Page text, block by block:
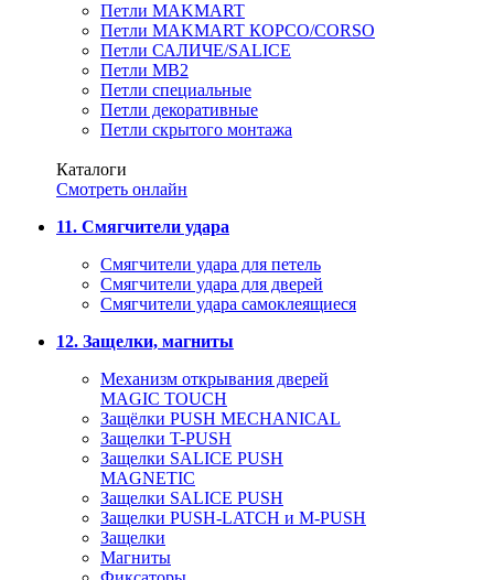
Петли MAKMART
Петли MAKMART КОРСО/CORSO
Петли САЛИЧЕ/SALICE
Петли MB2
Петли специальные
Петли декоративные
Петли скрытого монтажа
Каталоги
Смотреть онлайн
11. Смягчители удара
Смягчители удара для петель
Смягчители удара для дверей
Cмягчители удара самоклеящиеся
12. Защелки, магниты
Механизм открывания дверей
MAGIC TOUCH
Защёлки PUSH MECHANICAL
Защелки T-PUSH
Защелки SALICE PUSH
MAGNETIC
Защелки SALICE PUSH
Защелки PUSH-LATCH и M-PUSH
Защелки
Магниты